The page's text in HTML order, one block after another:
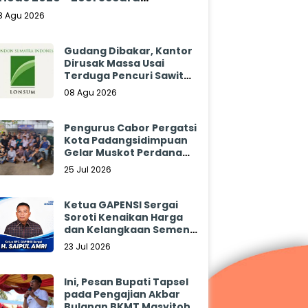
Agu 2026
Gudang Dibakar, Kantor
Dirusak Massa Usai
Terduga Pencuri Sawit
Tewas: Manajemen
Sibulan Estate Bungkam
08 Agu 2026
Pengurus Cabor Pergatsi
Kota Padangsidimpuan
Gelar Muskot Perdana
2026 - 2030
25 Jul 2026
Ketua GAPENSI Sergai
Soroti Kenaikan Harga
dan Kelangkaan Semen,
Minta Pemerintah
23 Jul 2026
Ini, Pesan Bupati Tapsel
pada Pengajian Akbar